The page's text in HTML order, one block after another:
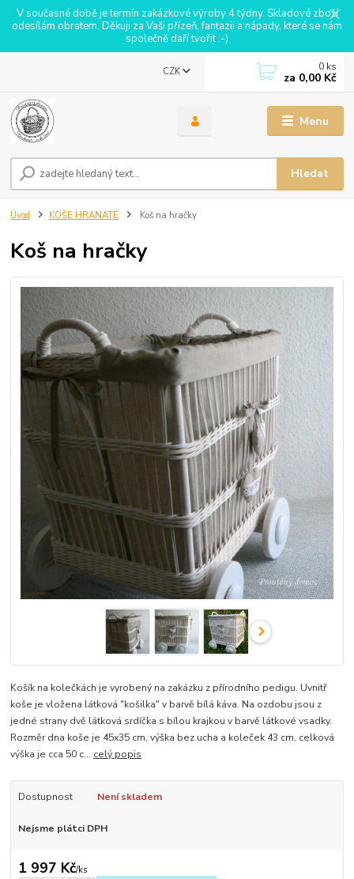
V současné době je termín zakázkové výroby 4 týdny. Skladové zboží
odesílám obratem. Děkuji za Vaši přízeň, fantazii a nápady, které se nám
společně daří tvořit :-)
Menu
CZK
Hledat
0 ks
za 0,00 Kč
Úvod KOŠE HRANATÉ Koš na hračky
Koš na hračky
Košík na kolečkách je vyrobený na zakázku z přírodního pedigu. Uvnitř
koše je vložena látková "košilka" v barvě bílá káva. Na ozdobu jsou z
jedné strany dvě látková srdíčka s bílou krajkou v barvě látkové vsadky.
Rozměr dna koše je 45x35 cm, výška bez ucha a koleček 43 cm, celková
výška je cca 50 c... celý popis
Dostupnost Není skladem
Nejsme plátci DPH
1 997 Kč/ks